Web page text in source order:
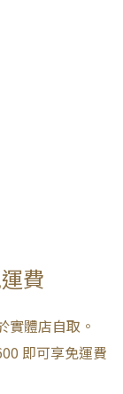
費
實體店自取。
即可享免運費